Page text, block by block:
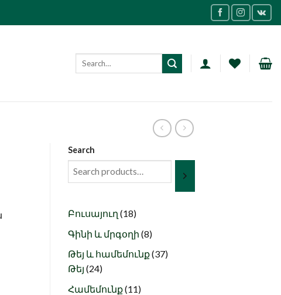
Search
Բուսայուղ 1818
products
Գինի և մրգօղի 88
Թեյ և համեմունք 3737
Թեյ 2424
products
Համեմունք 1111